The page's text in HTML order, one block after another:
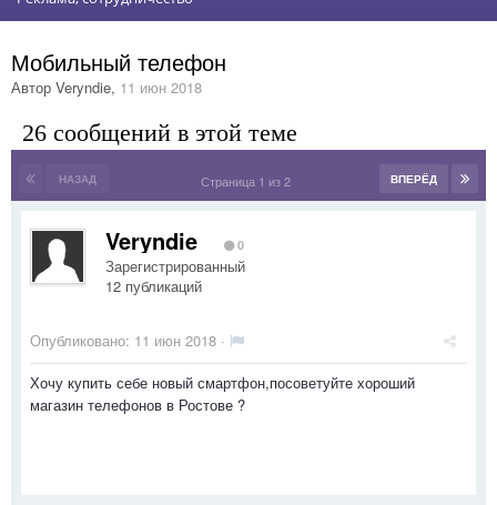
Мобильный телефон
Автор Veryndie, 11 июн 2018
26 сообщений в этой теме
НАЗАД ВПЕРЁД
Страница 1 из 2
Veryndie 0
Зарегистрированный
12 публикаций
Опубликовано: 11 июн 2018 ·
Хочу купить себе новый смартфон,посоветуйте хороший
магазин телефонов в Ростове ?